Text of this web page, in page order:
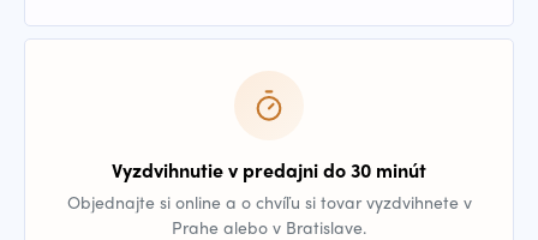
Vyzdvihnutie v predajni do 30 minút
Objednajte si online a o chvíľu si tovar vyzdvihnete v
Prahe alebo v Bratislave.